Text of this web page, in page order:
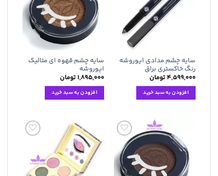
ها
سایه چشم مدادی ایوروشه
رنگ خاکستری براق
۴,۵۹۹,۰۰۰تومان
افزودن به سبد خرید
علاقه
مندی
ها
سایه چشم قهوه ای متالیک
ایوروشه
۱,۸۹۵,۰۰۰تومان
افزودن به سبد خرید
افزودن
به
علاقه
مندی
ها
علاقه
مندی
ها